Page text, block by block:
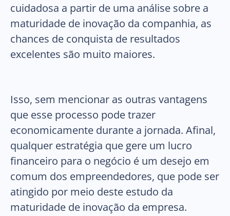
cuidadosa a partir de uma análise sobre a
maturidade de inovação da companhia, as
chances de conquista de resultados
excelentes são muito maiores.
Isso, sem mencionar as outras vantagens
que esse processo pode trazer
economicamente durante a jornada. Afinal,
qualquer estratégia que gere um lucro
financeiro para o negócio é um desejo em
comum dos empreendedores, que pode ser
atingido por meio deste estudo da
maturidade de inovação da empresa.